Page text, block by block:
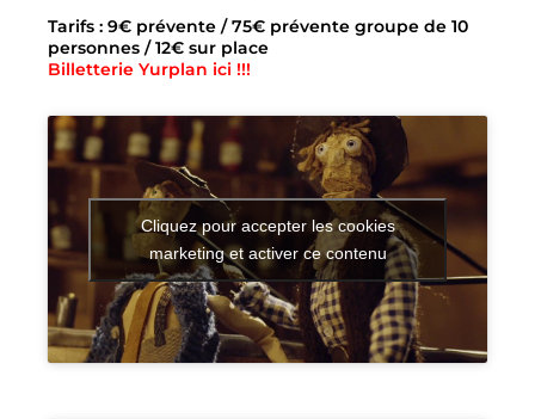
Tarifs : 9€ prévente / 75€ prévente groupe de 10
personnes / 12€ sur place
Billetterie Yurplan ici !!!
Cliquez pour accepter les cookies
marketing et activer ce contenu